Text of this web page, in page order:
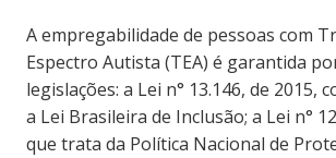
A empregabilidade de pessoas com
Espectro Autista (TEA) é garantida
legislações: a Lei n° 13.146, de 2015,
a Lei Brasileira de Inclusão; a Lei n°
que trata da Política Nacional de